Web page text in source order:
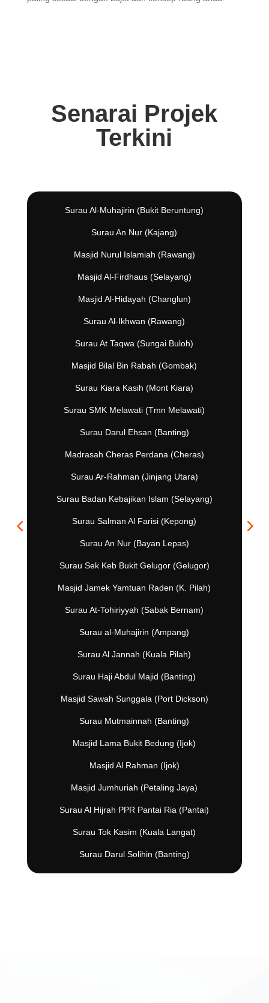
Senarai Projek
Terkini
Surau Al-Muhajirin (Bukit Beruntung)
Surau An Nur (Kajang)
Masjid Nurul Islamiah (Rawang)
Masjid Al-Firdhaus (Selayang)
Masjid Al-Hidayah (Changlun)
Surau Al-Ikhwan (Rawang)
Surau At Taqwa (Sungai Buloh)
Masjid Bilal Bin Rabah (Gombak)
Surau Kiara Kasih (Mont Kiara)
Surau SMK Melawati (Tmn Melawati)
Surau Darul Ehsan (Banting)
Madrasah Cheras Perdana (Cheras)
Surau Ar-Rahman (Jinjang Utara)
Surau Badan Kebajikan Islam (Selayang)
Surau Salman Al Farisi (Kepong)
Surau An Nur (Bayan Lepas)
Surau Sek Keb Bukit Gelugor (Gelugor)
Masjid Jamek Yamtuan Raden (K. Pilah)
Surau At-Tohiriyyah (Sabak Bernam)
Surau al-Muhajirin (Ampang)
Surau Al Jannah (Kuala Pilah)
Surau Haji Abdul Majid (Banting)
Masjid Sawah Sunggala (Port Dickson)
Surau Mutmainnah (Banting)
Masjid Lama Bukit Bedung (Ijok)
Masjid Al Rahman (Ijok)
Masjid Jumhuriah (Petaling Jaya)
Surau Al Hijrah PPR Pantai Ria (Pantai)
Surau Tok Kasim (Kuala Langat)
Surau Darul Solihin (Banting)